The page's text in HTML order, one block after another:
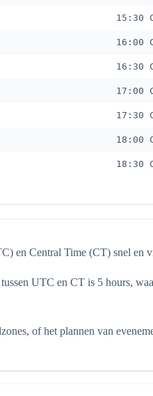
15:30
16:00
16:30
17:00
17:30
18:00
18:30
en Central Time (CT) snel en
UTC en CT is 5 hours,
of het plannen van